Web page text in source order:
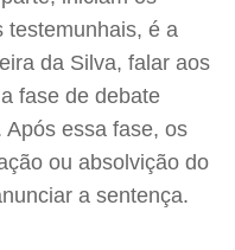
testemunhais, é a
da Silva, falar aos
fase de debate
essa fase, os
ou absolvição do
a sentença.